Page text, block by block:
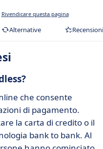
Rivendicare questa pagina
Alternative Recensioni
che consente
di pagamento.
la carta di credito o il
bank to bank. Al